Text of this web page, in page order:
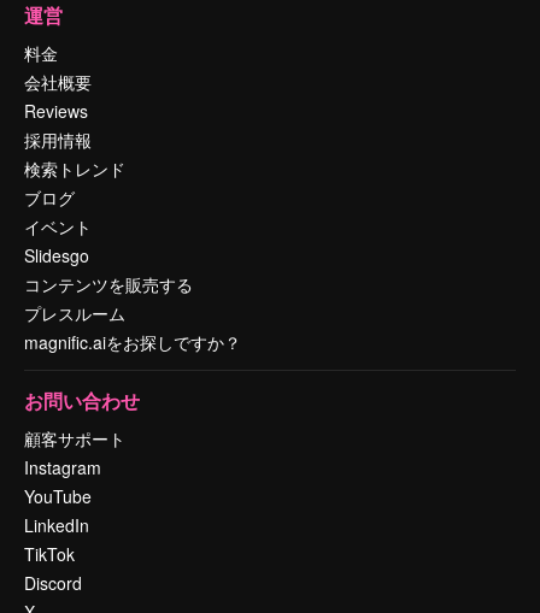
運営
料金
会社概要
Reviews
採用情報
検索トレンド
ブログ
イベント
Slidesgo
コンテンツを販売する
プレスルーム
magnific.aiをお探しですか？
お問い合わせ
顧客サポート
Instagram
YouTube
LinkedIn
TikTok
Discord